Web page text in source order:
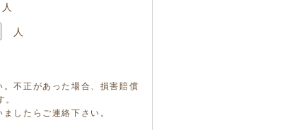
人
人
不正があった場合、損害賠償
したらご連絡下さい。